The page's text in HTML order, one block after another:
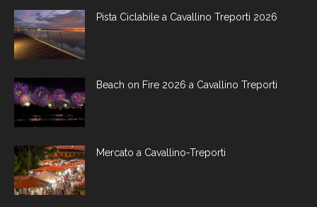
Pista Ciclabile a Cavallino Treporti 2026
Beach on Fire 2026 a Cavallino Treporti
Mercato a Cavallino-Treporti